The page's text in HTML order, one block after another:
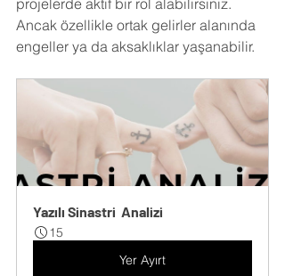
projelerde aktif bir rol alabilirsiniz.
Ancak özellikle ortak gelirler alanında
engeller ya da aksaklıklar yaşanabilir.
Yazılı Sinastri  Analizi
15
Yer Ayırt